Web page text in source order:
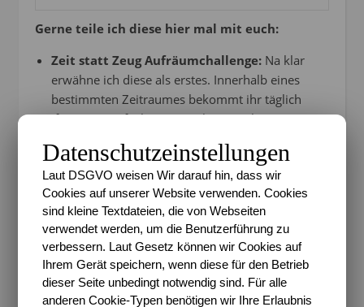
Gerne teile ich diese hier mal mit euch:
Zeit statt Zeug Aufräumchallenge: Na klar
erwähne ich diese als erstes. Innerhalb eines
bestimmten Zeitraumes bekommt ihr täglich
(fast) eine Aufgabe, um euch einem bestimmten
werdenauf dem Instagram Accountgeteilt. Man
kann als Community jeden Tag gemeinsam den
Bereich aufräumen oder als Späteinsteiger
einfach in seinem eigenen Tempo die Aufgaben
abarbeiten. So oder so eine hilfreiche Inspiration,
um mal ein bisschen was zu verändern.
Declutter – Challenge:Eine Challenge, die ich
nun schon das dritte Jahr nutze. Jedes Jahr aufs
Datenschutzeinstellungen
Laut DSGVO weisen Wir darauf hin, dass wir
Cookies auf unserer Website verwenden. Cookies
sind kleine Textdateien, die von Webseiten
verwendet werden, um die Benutzerführung zu
verbessern. Laut Gesetz können wir Cookies auf
Ihrem Gerät speichern, wenn diese für den Betrieb
dieser Seite unbedingt notwendig sind. Für alle
anderen Cookie-Typen benötigen wir Ihre Erlaubnis